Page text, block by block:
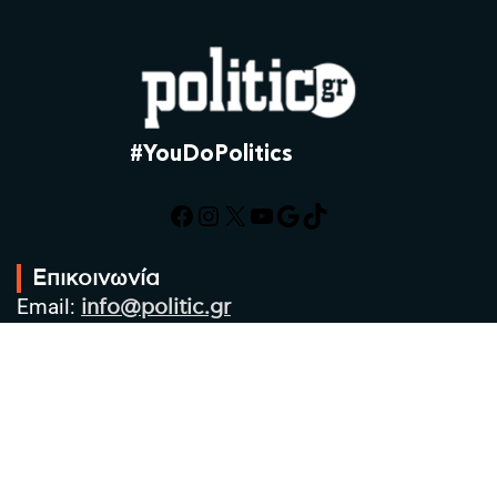
#YouDoPolitics
Facebook
Instagram
X YouTube
Google
TikTok
Επικοινωνία
Email: info@politic.gr